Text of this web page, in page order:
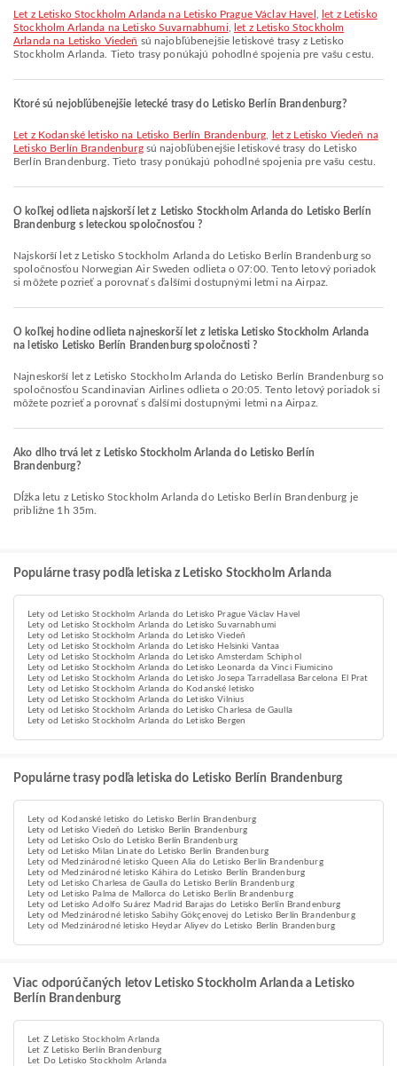
let z Letisko Stockholm Arlanda na Letisko Prague Václav Havel
let z Letisko
Stockholm Arlanda na Letisko Suvarnabhumi
let z Letisko Stockholm
Arlanda na Letisko Viedeň sú najobľúbenejšie letiskové trasy z Letisko
Stockholm Arlanda. Tieto trasy ponúkajú pohodlné spojenia pre vašu cestu.
Ktoré sú nejobľúbenejšie letecké trasy do Letisko Berlín Brandenburg?
let z Kodanské letisko na Letisko Berlín Brandenburg
let z Letisko Viedeň na
Letisko Berlín Brandenburgsú najobľúbenejšie letiskové trasy do Letisko
Berlín Brandenburg. Tieto trasy ponúkajú pohodlné spojenia pre vašu cestu.
O koľkej odlieta najskorší let z Letisko Stockholm Arlanda do Letisko Berlín
Brandenburg s leteckou spoločnosťou ?
Najskorší let z Letisko Stockholm Arlanda do Letisko Berlín Brandenburg so
spoločnosťou Norwegian Air Sweden odlieta o 07:00. Tento letový poriadok
si môžete pozrieť a porovnať s ďalšími dostupnými letmi na Airpaz.
O koľkej hodine odlieta najneskorší let z letiska Letisko Stockholm Arlanda
na letisko Letisko Berlín Brandenburg spoločnosti ?
Najneskorší let z Letisko Stockholm Arlanda do Letisko Berlín Brandenburg so
spoločnosťou Scandinavian Airlines odlieta o 20:05. Tento letový poriadok si
môžete pozrieť a porovnať s ďalšími dostupnými letmi na Airpaz.
Ako dlho trvá let z Letisko Stockholm Arlanda do Letisko Berlín
Brandenburg?
Dĺžka letu z Letisko Stockholm Arlanda do Letisko Berlín Brandenburg je
približne 1h 35m.
Populárne trasy podľa letiska z Letisko Stockholm Arlanda
Lety od Letisko Stockholm Arlanda do Letisko Prague Václav Havel
Lety od Letisko Stockholm Arlanda do Letisko Suvarnabhumi
Lety od Letisko Stockholm Arlanda do Letisko Viedeň
Lety od Letisko Stockholm Arlanda do Letisko Helsinki Vantaa
Lety od Letisko Stockholm Arlanda do Letisko Amsterdam Schiphol
Lety od Letisko Stockholm Arlanda do Letisko Leonarda da Vinci Fiumicino
Lety od Letisko Stockholm Arlanda do Letisko Josepa Tarradellasa Barcelona El Prat
Lety od Letisko Stockholm Arlanda do Kodanské letisko
Lety od Letisko Stockholm Arlanda do Letisko Vilnius
Lety od Letisko Stockholm Arlanda do Letisko Charlesa de Gaulla
Lety od Letisko Stockholm Arlanda do Letisko Bergen
Populárne trasy podľa letiska do Letisko Berlín Brandenburg
Lety od Kodanské letisko do Letisko Berlín Brandenburg
Lety od Letisko Viedeň do Letisko Berlín Brandenburg
Lety od Letisko Oslo do Letisko Berlín Brandenburg
Lety od Letisko Milan Linate do Letisko Berlín Brandenburg
Lety od Medzinárodné letisko Queen Alia do Letisko Berlín Brandenburg
Lety od Medzinárodné letisko Káhira do Letisko Berlín Brandenburg
Lety od Letisko Charlesa de Gaulla do Letisko Berlín Brandenburg
Lety od Letisko Palma de Mallorca do Letisko Berlín Brandenburg
Lety od Letisko Adolfo Suárez Madrid Barajas do Letisko Berlín Brandenburg
Lety od Medzinárodné letisko Sabihy Gökçenovej do Letisko Berlín Brandenburg
Lety od Medzinárodné letisko Heydar Aliyev do Letisko Berlín Brandenburg
Viac odporúčaných letov Letisko Stockholm Arlanda a Letisko
Berlín Brandenburg
Let Z Letisko Stockholm Arlanda
Let Z Letisko Berlín Brandenburg
Let Do Letisko Stockholm Arlanda